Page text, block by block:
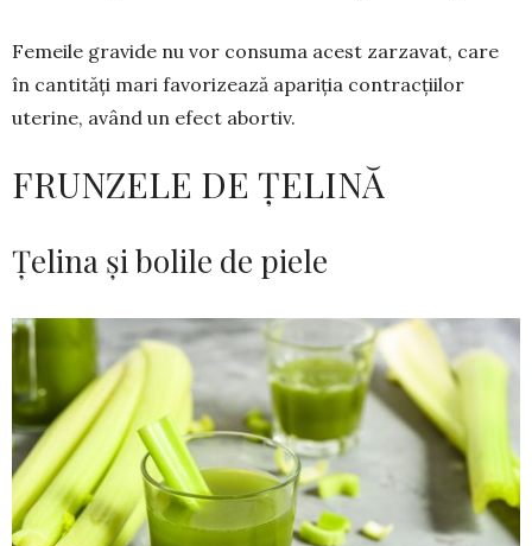
Femeile gravide nu vor consuma acest zarzavat, care
în cantități mari favorizează apariția contrac­țiilor
uterine, având un efect abortiv.
FRUNZELE DE ȚELINĂ
Țelina și bolile de piele